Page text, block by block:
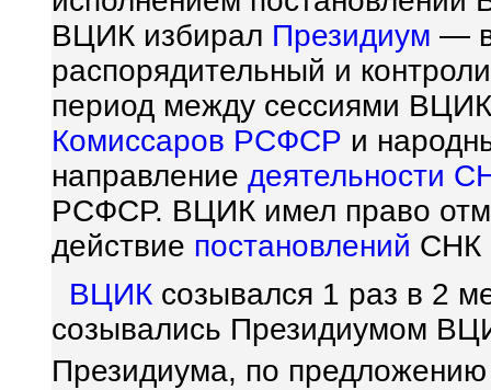
ВЦИК избирал Президиум —
распорядительный и
период между сессиями
Комиссаров РСФСР и
направление деятельности
РСФСР. ВЦИК имел право
действие постановлений СНК
ВЦИК созывался 1 раз в 2
созывались Президиумом
Президиума, по